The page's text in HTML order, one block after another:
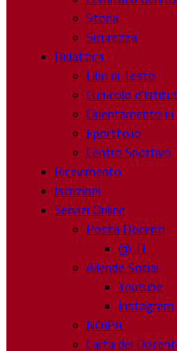
Storia
Sicurezza
Didattica
Libri di Testo
Curricolo
Orientamento
Eportfolio
Centro Sportivo
Ricevimento
Iscrizioni
Servizi Online
Posta Docenti
@ .IT
Allende Social
Youtube
Instagram
NOIPA
Carta del